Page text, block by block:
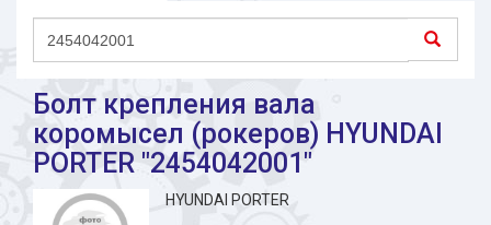
Болт крепления вала
коромысел (рокеров) HYUNDAI
PORTER "2454042001"
HYUNDAI PORTER